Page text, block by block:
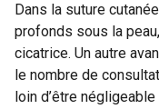
Dans la suture
profonds sous la
cicatrice. Un autre
le nombre de
loin d’être